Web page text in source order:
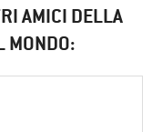
AMICI DELLA
MONDO: